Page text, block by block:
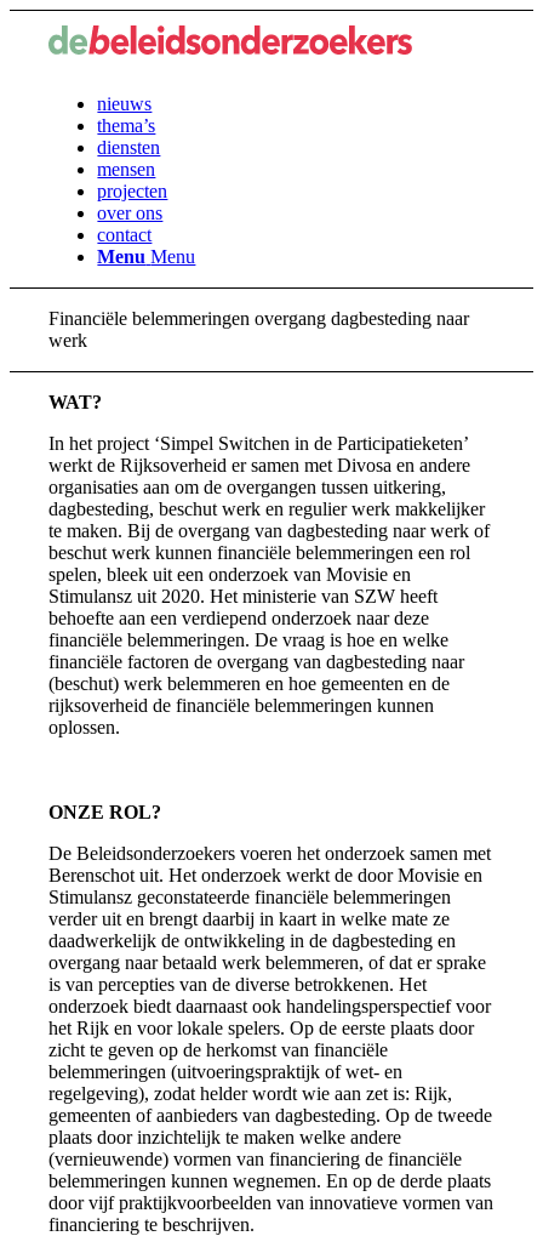
nieuws
thema’s
diensten
mensen
projecten
over ons
contact
Menu Menu
Financiële belemmeringen overgang dagbesteding naar
werk
WAT?
In het project ‘Simpel Switchen in de Participatieketen’
werkt de Rijksoverheid er samen met Divosa en andere
organisaties aan om de overgangen tussen uitkering,
dagbesteding, beschut werk en regulier werk makkelijker
te maken. Bij de overgang van dagbesteding naar werk of
beschut werk kunnen financiële belemmeringen een rol
spelen, bleek uit een onderzoek van Movisie en
Stimulansz uit 2020. Het ministerie van SZW heeft
behoefte aan een verdiepend onderzoek naar deze
financiële belemmeringen. De vraag is hoe en welke
financiële factoren de overgang van dagbesteding naar
(beschut) werk belemmeren en hoe gemeenten en de
rijksoverheid de financiële belemmeringen kunnen
oplossen.
ONZE ROL?
De Beleidsonderzoekers voeren het onderzoek samen met
Berenschot uit. Het onderzoek werkt de door Movisie en
Stimulansz geconstateerde financiële belemmeringen
verder uit en brengt daarbij in kaart in welke mate ze
daadwerkelijk de ontwikkeling in de dagbesteding en
overgang naar betaald werk belemmeren, of dat er sprake
is van percepties van de diverse betrokkenen. Het
onderzoek biedt daarnaast ook handelingsperspectief voor
het Rijk en voor lokale spelers. Op de eerste plaats door
zicht te geven op de herkomst van financiële
belemmeringen (uitvoeringspraktijk of wet- en
regelgeving), zodat helder wordt wie aan zet is: Rijk,
gemeenten of aanbieders van dagbesteding. Op de tweede
plaats door inzichtelijk te maken welke andere
(vernieuwende) vormen van financiering de financiële
belemmeringen kunnen wegnemen. En op de derde plaats
door vijf praktijkvoorbeelden van innovatieve vormen van
financiering te beschrijven.